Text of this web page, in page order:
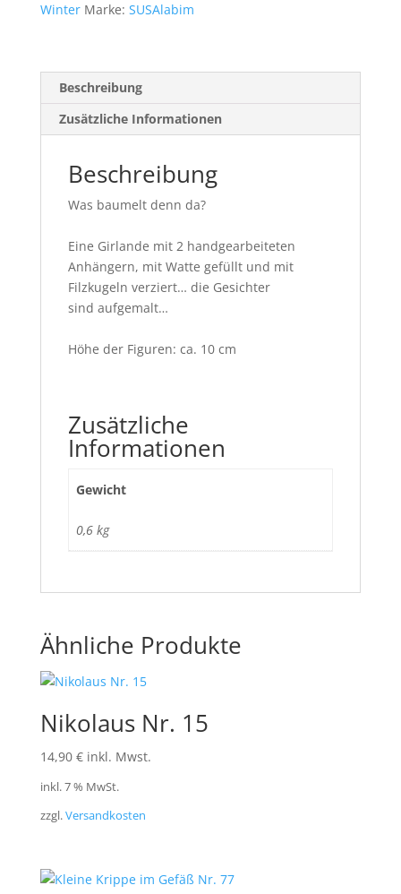
Winter Marke: SUSAlabim
Beschreibung
Zusätzliche Informationen
Beschreibung
Was baumelt denn da?
Eine Girlande mit 2 handgearbeiteten
Anhängern, mit Watte gefüllt und mit
Filzkugeln verziert… die Gesichter
sind aufgemalt…
Höhe der Figuren: ca. 10 cm
Zusätzliche
Informationen
Gewicht
0,6 kg
Ähnliche Produkte
Nikolaus Nr. 15
14,90 € inkl. Mwst.
inkl. 7 % MwSt.
zzgl.Versandkosten